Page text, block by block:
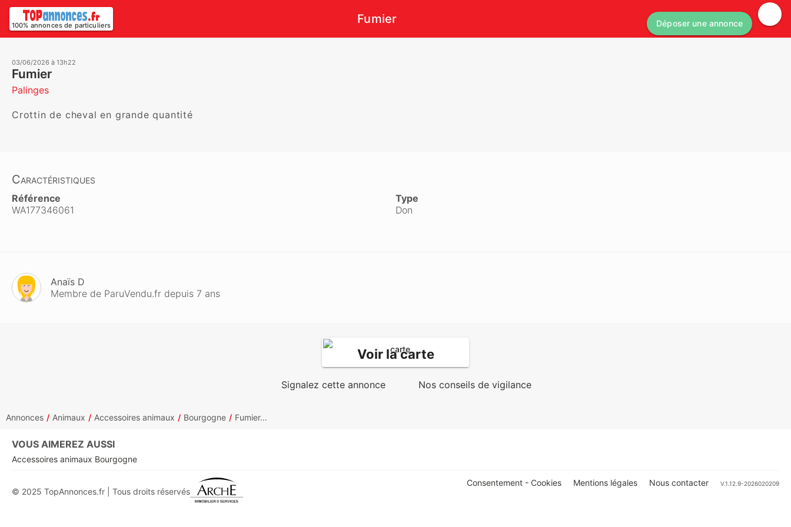
100% annonces de particuliers Fumier Déposer une annonce
03/06/2026 à 13h22
Fumier
Palinges
Crottin de cheval en grande quantité
Caractéristiques
Référence
WA177346061
Type
Don
Anaïs D
Membre de ParuVendu.fr depuis 7 ans
Voir la carte
Signalez cette annonce Nos conseils de vigilance
Annonces Animaux Accessoires animaux Bourgogne Fumier...
VOUS AIMEREZ AUSSI
Accessoires animaux Bourgogne
© 2025 TopAnnonces.fr | Tous droits réservés
Consentement - Cookies Mentions légales Nous contacter V.1.12.9-2026020209